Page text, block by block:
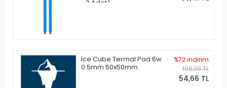
- 2 Adet)
Ice Cube Termal Pad 6w
0.5mm 50x50mm
%72 indirim
198,38 TL
54,66 TL